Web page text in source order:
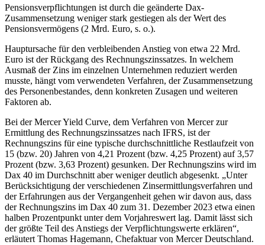
Pensionsverpflichtungen ist durch die geänderte Dax-
Zusammensetzung weniger stark gestiegen als der Wert des
Pensionsvermögens (2 Mrd. Euro, s. o.).
Hauptursache für den verbleibenden Anstieg von etwa 22 Mrd.
Euro ist der Rückgang des Rechnungszinssatzes. In welchem
Ausmaß der Zins im einzelnen Unternehmen reduziert werden
musste, hängt vom verwendeten Verfahren, der Zusammensetzung
des Personenbestandes, denn konkreten Zusagen und weiteren
Faktoren ab.
Bei der Mercer Yield Curve, dem Verfahren von Mercer zur
Ermittlung des Rechnungszinssatzes nach IFRS, ist der
Rechnungszins für eine typische durchschnittliche Restlaufzeit von
15 (bzw. 20) Jahren von 4,21 Prozent (bzw. 4,25 Prozent) auf 3,57
Prozent (bzw. 3,63 Prozent) gesunken. Der Rechnungszins wird im
Dax 40 im Durchschnitt aber weniger deutlich abgesenkt. „Unter
Berücksichtigung der verschiedenen Zinsermittlungsverfahren und
der Erfahrungen aus der Vergangenheit gehen wir davon aus, dass
der Rechnungszins im Dax 40 zum 31. Dezember 2023 etwa einen
halben Prozentpunkt unter dem Vorjahreswert lag. Damit lässt sich
der größte Teil des Anstiegs der Verpflichtungswerte erklären“,
erläutert Thomas Hagemann, Chefaktuar von Mercer Deutschland.